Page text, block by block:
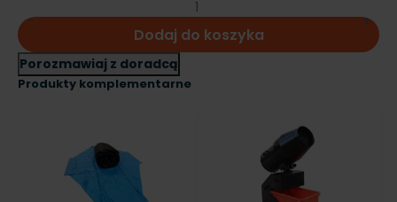
Dodaj do koszyka
Porozmawiaj z doradcą
Produkty komplementarne